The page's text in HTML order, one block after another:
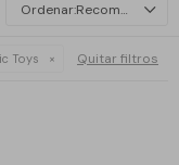
Recomendados
Toys Quitar filtros